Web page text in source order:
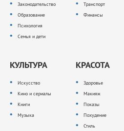
Законодательство
Образование
Психология
Семья и дети
Транспорт
Финансы
КУЛЬТУРА
Искусство
Кино и сериалы
Книги
Музыка
КРАСОТА
Здоровье
Макияж
Показы
Похудение
Стиль